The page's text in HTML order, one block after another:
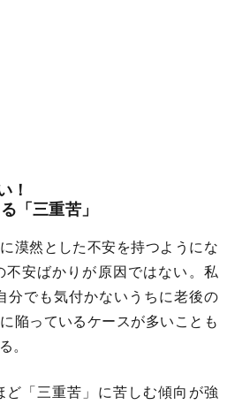
！
「三重苦」
漠然とした不安を持つようにな
不安ばかりが原因ではない。私
分でも気付かないうちに老後の
陥っているケースが多いことも
。
「三重苦」に苦しむ傾向が強